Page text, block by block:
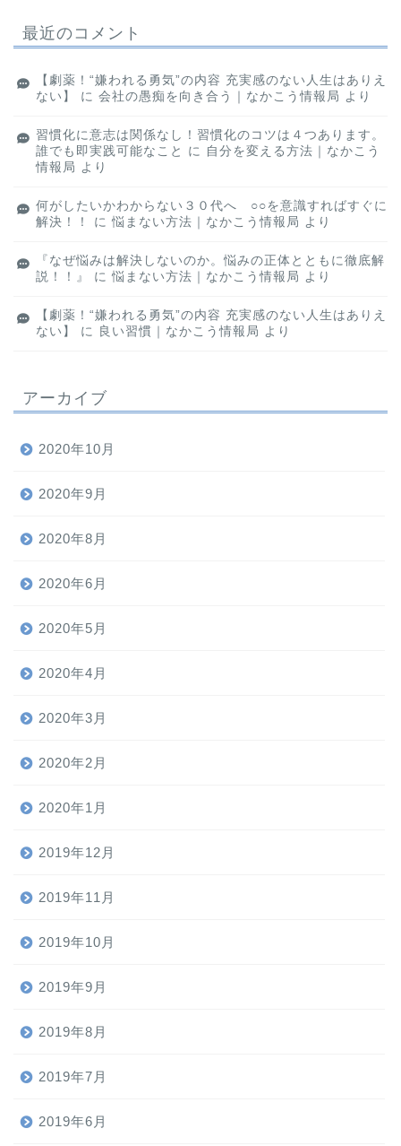
最近のコメント
【劇薬！“嫌われる勇気”の内容 充実感のない人生はありえ
ない】
に 会社の愚痴を向き合う｜なかこう情報局 より
習慣化に意志は関係なし！習慣化のコツは４つあります。
誰でも即実践可能なこと
に
自分を変える方法｜なかこう
情報局 より
何がしたいかわからない３０代へ ○○を意識すればすぐに
解決！！
に悩まない方法｜なかこう情報局 より
『なぜ悩みは解決しないのか。悩みの正体とともに徹底解
説！！』
に悩まない方法｜なかこう情報局 より
【劇薬！“嫌われる勇気”の内容 充実感のない人生はありえ
ない】
に 良い習慣｜なかこう情報局 より
アーカイブ
2020年10月
2020年9月
2020年8月
2020年6月
2020年5月
2020年4月
2020年3月
2020年2月
2020年1月
2019年12月
2019年11月
2019年10月
2019年9月
2019年8月
2019年7月
2019年6月